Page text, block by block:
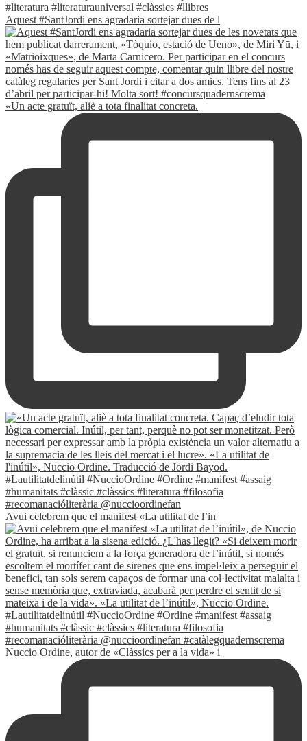
Aquest #SantJordi ens agradaria sortejar dues de l
«Un acte gratuït, aliè a tota finalitat concreta.
Avui celebrem que el manifest «La utilitat de l’in
Nuccio Ordine, autor de «Clàssics per a la vida» i